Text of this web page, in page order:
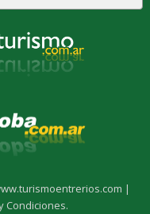
|
Condiciones.